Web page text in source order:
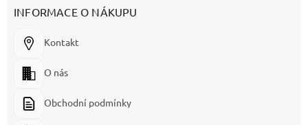
INFORMACE O NÁKUPU
Kontakt
O nás
Obchodní podmínky